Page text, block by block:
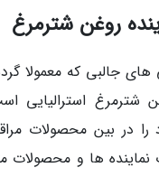
روغن شترمرغ
جالبی که معمولا
شترمرغ استرالیایی
را در بین محصولات
ها و محصولات